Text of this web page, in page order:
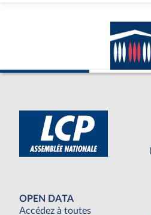
OPEN DATA
Accédez à toutes